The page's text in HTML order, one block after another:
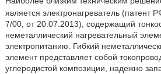
является электронагреватель (патент
7/00, от 20.07.2013), содержащий
неметаллический нагревательный
электропитанию. Гибкий
элемент представляет собой
углеродистой композиции, надежно